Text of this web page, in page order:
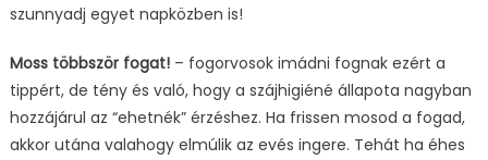
szunnyadj egyet napközben is!
Moss többször fogat! – fogorvosok imádni fognak ezért a
tippért, de tény és való, hogy a szájhigiéné állapota nagyban
hozzájárul az “ehetnék” érzéshez. Ha frissen mosod a fogad,
akkor utána valahogy elmúlik az evés ingere. Tehát ha éhes